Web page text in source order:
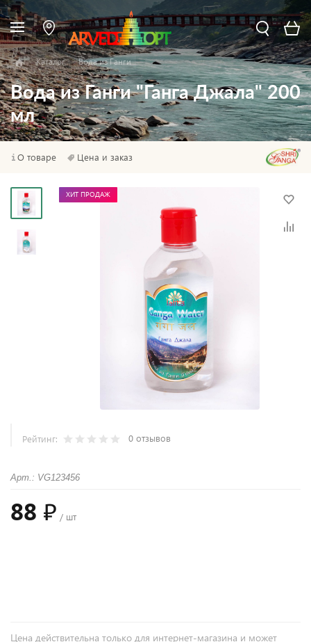
Каталог Вода из Ганги
Вода из Ганги "Ганга Джала" 200
мл
О товаре Цена и заказ
ХИТ ПРОДАЖ
Рейтинг: 0 отзывов
Арт.: VG123456
88 ₽ / шт
Цена действительна только для интернет-магазина и может